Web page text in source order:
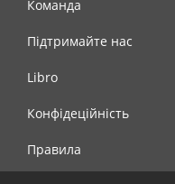
Команда
Підтримайте нас
Libro
Конфідеційність
Правила